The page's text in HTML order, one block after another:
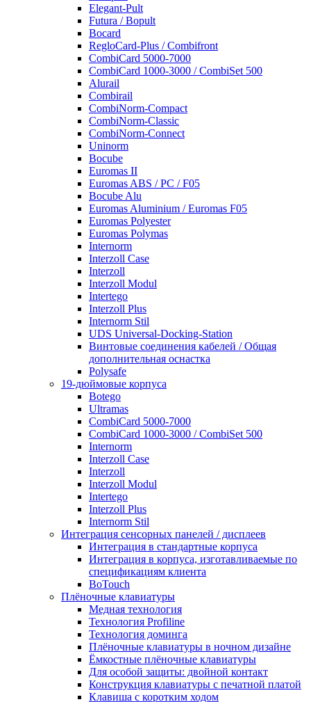
Elegant-Pult
Futura / Bopult
Bocard
RegloCard-Plus / Combifront
CombiCard 5000-7000
CombiCard 1000-3000 / CombiSet 500
Alurail
Combirail
CombiNorm-Compact
CombiNorm-Classic
CombiNorm-Connect
Uninorm
Bocube
Euromas II
Euromas ABS / PC / F05
Bocube Alu
Euromas Aluminium / Euromas F05
Euromas Polyester
Euromas Polymas
Internorm
Interzoll Case
Interzoll
Interzoll Modul
Intertego
Interzoll Plus
Internorm Stil
UDS Universal-Docking-Station
Винтовые соединения кабелей / Общая
дополнительная оснастка
Polysafe
19-дюймовые корпуса
Botego
Ultramas
CombiCard 5000-7000
CombiCard 1000-3000 / CombiSet 500
Internorm
Interzoll Case
Interzoll
Interzoll Modul
Intertego
Interzoll Plus
Internorm Stil
Интеграция сенсорных панелей / дисплеев
Интеграция в стандартные корпуса
Интеграция в корпуса, изготавливаемые по
спецификациям клиента
BoTouch
Плёночные клавиатуры
Медная технология
Технология Profiline
Технология доминга
Плёночные клавиатуры в ночном дизайне
Ёмкостные плёночные клавиатуры
Для особой защиты: двойной контакт
Конструкция клавиатуры с печатной платой
Клавиша с коротким ходом